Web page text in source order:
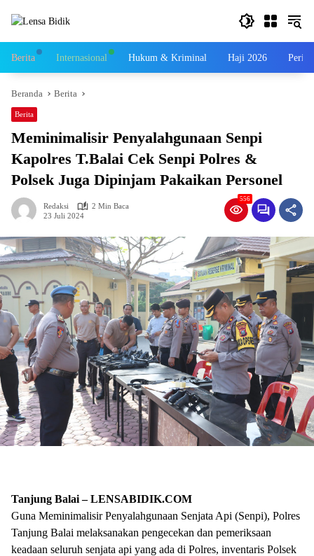
Berita Internasional Hukum & Kriminal Haji 2026
Beranda Berita
Berita
Meminimalisir Penyalahgunaan Senpi
Kapolres T.Balai Cek Senpi Polres &
Polsek Juga Dipinjam Pakaikan Personel
Redaksi
2 Min Baca
23 Juli 2024
556
Tanjung Balai – LENSABIDIK.COM
Guna Meminimalisir Penyalahgunaan Senjata Api (Senpi), Polres
Tanjung Balai melaksanakan pengecekan dan pemeriksaan
keadaan seluruh senjata api yang ada di Polres, inventaris Polsek